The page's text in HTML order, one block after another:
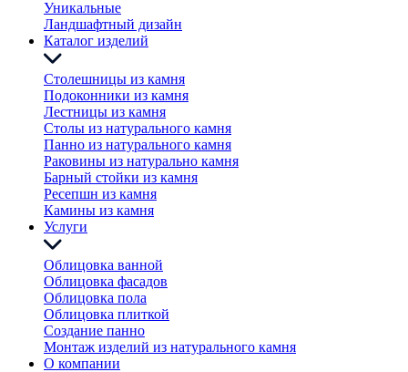
Уникальные
Ландшафтный дизайн
Каталог изделий
Столешницы из камня
Подоконники из камня
Лестницы из камня
Столы из натурального камня
Панно из натурального камня
Раковины из натурально камня
Барный стойки из камня
Ресепшн из камня
Камины из камня
Услуги
Облицовка ванной
Облицовка фасадов
Облицовка пола
Облицовка плиткой
Создание панно
Монтаж изделий из натурального камня
О компании